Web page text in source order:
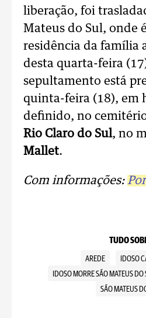
liberação, foi
Mateus do Sul, onde
residência da família
desta quarta-feira
sepultamento está
quinta-feira (18), em
definido, no
Rio Claro do Sul, no
Mallet.
Com informações:
TUDO
AREDE
IDOSO
IDOSO MORRE SÃO MATEUS DO
SÃO MATEUS